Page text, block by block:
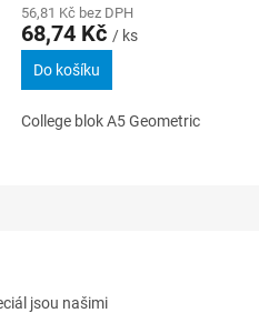
56,81 Kč bez DPH
68,74 Kč / ks
Do košíku
College blok A5 Geometric
jsou našimi